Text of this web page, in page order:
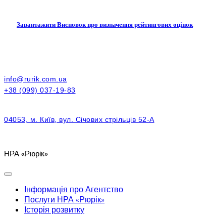
Завантажити Висновок про визначення рейтингових оцінок
info@rurik.com.ua
+38 (099) 037-19-83
04053, м. Київ, вул. Січових стрільців 52-А
НРА «Рюрік»
Інформація про Агентство
Послуги НРА «Рюрік»
Історія розвитку